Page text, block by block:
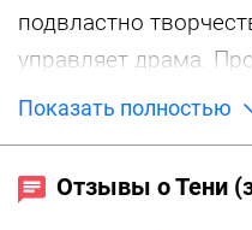
подвластно
управляет драма.
и раскрылись
людей – каждый
в запасе свои
Показать полностью
Отзывы о Тени